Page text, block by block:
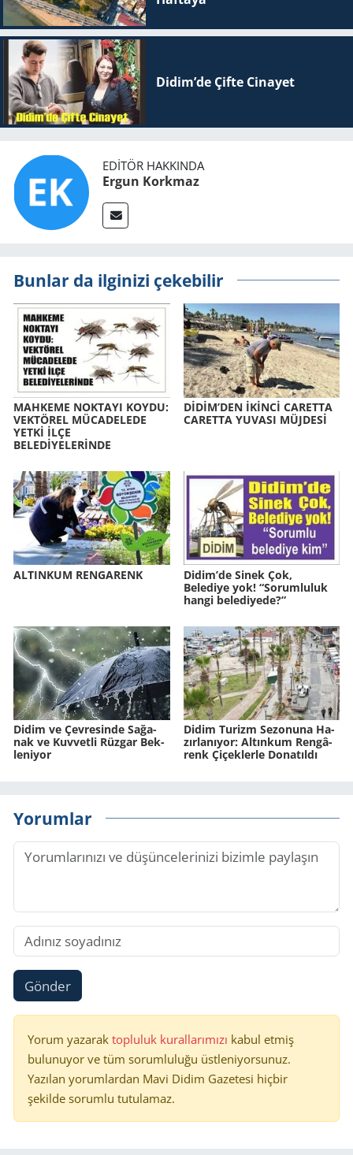
Didim’de Çifte Ci­na­yet
EDITÖR HAKKINDA
Ergun Korkmaz
Bunlar da ilginizi çekebilir
MAH­KE­ME NOK­TA­YI KOYDU:
VEK­TÖ­REL MÜ­CA­DE­LE­DE
YETKİ İLÇE
BELEDİYELERİNDE
DİDİM’DEN İKİNCİ CA­RET­TA
CA­RET­TA YU­VA­SI MÜJ­DESİ
AL­TIN­KUM REN­GA­RENK
Didim’de Sinek Çok,
Belediye yok! “Sorumluluk
hangi belediyede?”
Didim ve Çev­re­sin­de Sa­ğa­
nak ve Kuv­vet­li Rüz­gar Bek­
le­ni­yor
Didim Tu­rizm Se­zo­nu­na Ha­
zır­la­nı­yor: Al­tın­kum Ren­gâ­
renk Çi­çek­ler­le Do­na­tıl­dı
Yorumlar
Gönder
Yorum yazarak topluluk kurallarımızı kabul etmiş
bulunuyor ve tüm sorumluluğu üstleniyorsunuz.
Yazılan yorumlardan Mavi Didim Gazetesi hiçbir
şekilde sorumlu tutulamaz.